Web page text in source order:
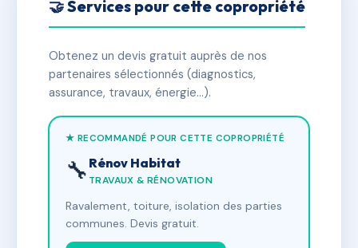
🤝 Services pour cette copropriété
Obtenez un devis gratuit auprès de nos
partenaires sélectionnés (diagnostics,
assurance, travaux, énergie…).
★ RECOMMANDÉ POUR CETTE COPROPRIÉTÉ
🔧 Rénov Habitat
TRAVAUX & RÉNOVATION
Ravalement, toiture, isolation des parties
communes. Devis gratuit.